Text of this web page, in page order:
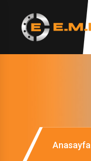
Anasayfa